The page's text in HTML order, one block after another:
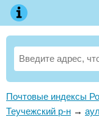
Почтовые индексы
Теучежский р-н →